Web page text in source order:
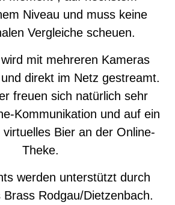
Niveau und muss keine
Vergleiche scheuen.
mit mehreren Kameras
direkt im Netz gestreamt.
freuen sich natürlich sehr
Kommunikation und auf ein
Bier an der Online-
Theke.
werden unterstützt durch
Rodgau/Dietzenbach.